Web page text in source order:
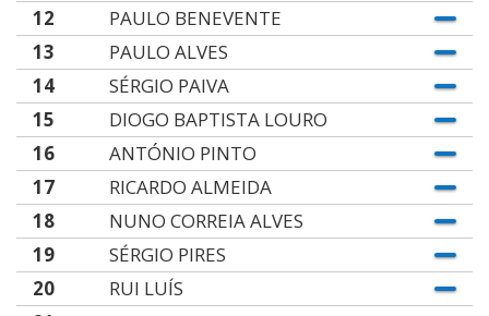
12
PAULO BENEVENTE
13
PAULO ALVES
14
SÉRGIO PAIVA
15
DIOGO BAPTISTA LOURO
16
ANTÓNIO PINTO
17
RICARDO ALMEIDA
18
NUNO CORREIA ALVES
19
SÉRGIO PIRES
20
RUI LUÍS